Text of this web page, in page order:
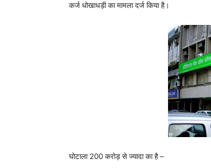
कर्ज धोखाधड़ी का मामला दर्ज किया है।
घोटाला 200 करोड़ से ज्यादा का है –